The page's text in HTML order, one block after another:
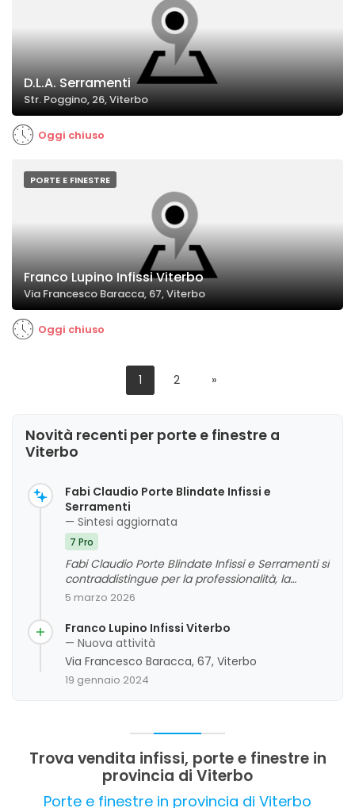
D.L.A. Serramenti
Str. Poggino, 26, Viterbo
Oggi chiuso
PORTE E FINESTRE
Franco Lupino Infissi Viterbo
Via Francesco Baracca, 67, Viterbo
Oggi chiuso
1 2 »
Novità recenti per porte e finestre a
Viterbo
Fabi Claudio Porte Blindate Infissi e
Serramenti
— Sintesi aggiornata
7 Pro
Fabi Claudio Porte Blindate Infissi e Serramenti si
contraddistingue per la professionalità, la
puntualità e l'alta qualità dei prodotti e dei
competenza dello staff, la precisione
nell'installazione e la qualità delle finiture. Le
recensioni evidenziano un'azienda affidabile e
altamente qualificata nel settore di porte e
finestre a Viterbo, con alcuni commenti positivi
criticità significative, rendendo l'esperienza
5 marzo 2026
Franco Lupino Infissi Viterbo
— Nuova attività
Via Francesco Baracca, 67, Viterbo
19 gennaio 2024
Trova vendita infissi, porte e finestre in
provincia di Viterbo
Porte e finestre in provincia di Viterbo